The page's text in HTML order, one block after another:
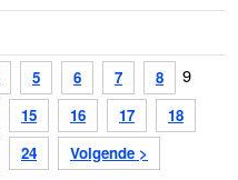
5 6 7 8 9
15 16 17
18
24 Volgende >